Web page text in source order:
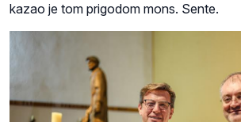
kazao je tom prigodom mons. Sente.